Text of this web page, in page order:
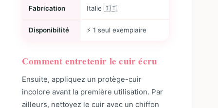
Fabrication Italie 🇮🇹
Disponibilité ⚡ 1 seul exemplaire
Comment entretenir le cuir écru
Ensuite, appliquez un protège-cuir
incolore avant la première utilisation. Par
ailleurs, nettoyez le cuir avec un chiffon